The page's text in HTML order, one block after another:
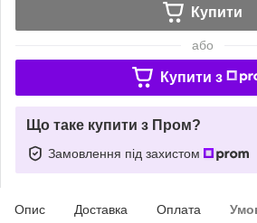
Купити
або
Купити з
Що таке купити з Пром?
Замовлення під захистом
Опис Доставка Оплата